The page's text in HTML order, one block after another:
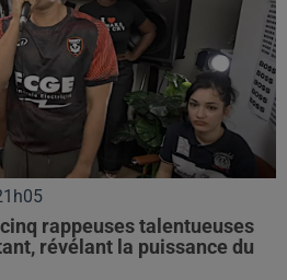
rappeuses talentueuses
révélant la puissance du